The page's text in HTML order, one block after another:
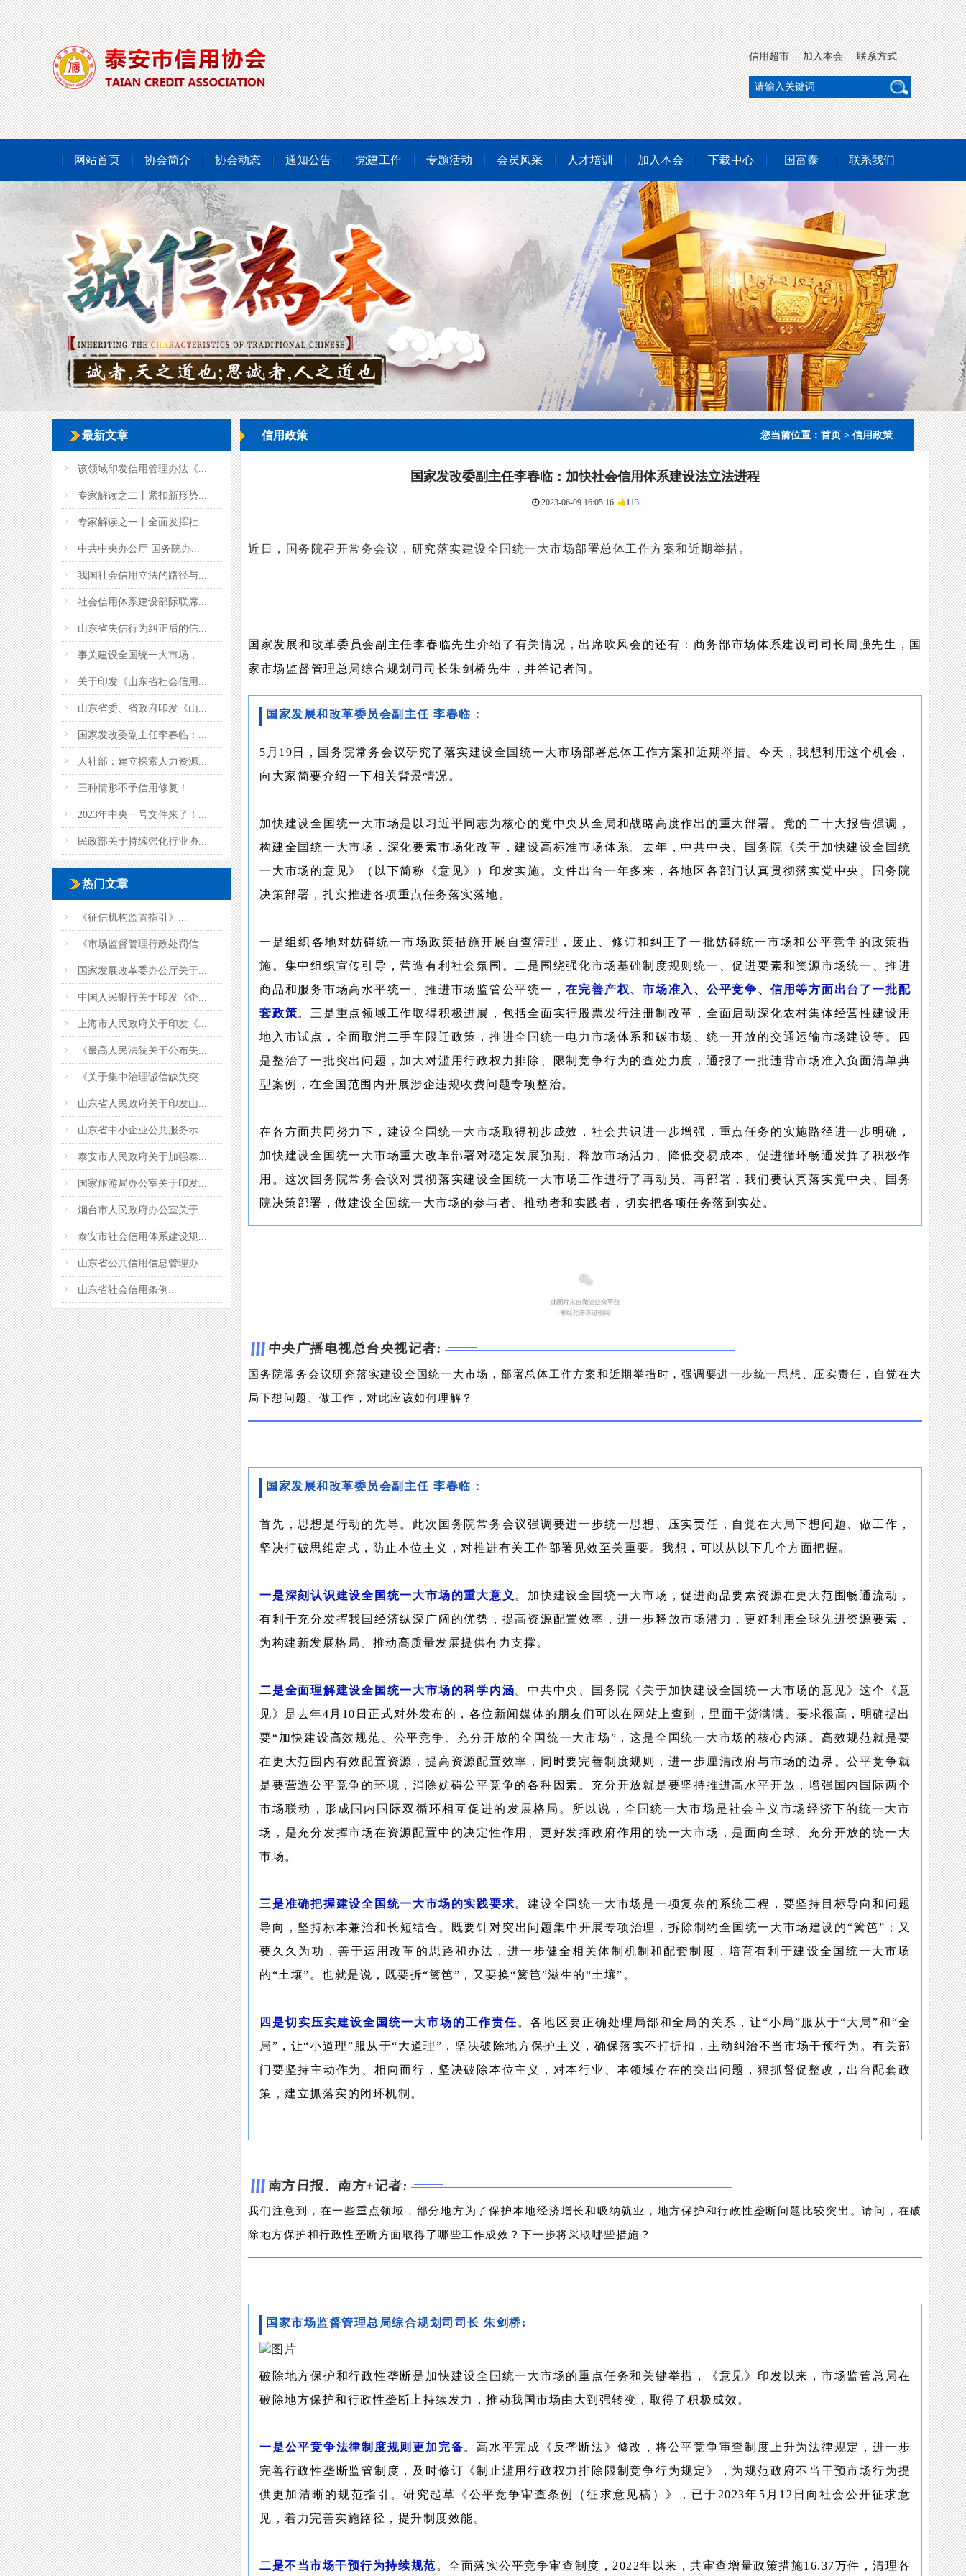
信用超市|加入本会|联系方式
网站首页 协会简介 协会动态 通知公告 党建工作 专题活动 会员风采 人才培训 加入本会 下载中心 国富泰 联系我们
最新文章
该领域印发信用管理办法《...
专家解读之二丨紧扣新形势...
专家解读之一丨全面发挥社...
中共中央办公厅 国务院办...
我国社会信用立法的路径与...
社会信用体系建设部际联席...
山东省失信行为纠正后的信...
事关建设全国统一大市场，...
关于印发《山东省社会信用...
山东省委、省政府印发《山...
国家发改委副主任李春临：...
人社部：建立探索人力资源...
三种情形不予信用修复！...
2023年中央一号文件来了！...
民政部关于持续强化行业协...
热门文章
《征信机构监管指引》...
《市场监督管理行政处罚信...
国家发展改革委办公厅关于...
中国人民银行关于印发《企...
上海市人民政府关于印发《...
《最高人民法院关于公布失...
《关于集中治理诚信缺失突...
山东省人民政府关于印发山...
山东省中小企业公共服务示...
泰安市人民政府关于加强泰...
国家旅游局办公室关于印发...
烟台市人民政府办公室关于...
泰安市社会信用体系建设规...
山东省公共信用信息管理办...
山东省社会信用条例...
您当前位置： 首页 > 信用政策
信用政策
国家发改委副主任李春临：加快社会信用体系建设法立法进程
2023-06-09 16:05:16 113
近日，国务院召开常务会议，研究落实建设全国统一大市场部署总体工作方案和近期举措。
国家发展和改革委员会副主任李春临先生介绍了有关情况，出席吹风会的还有：商务部市场体系建设司司长周强先生，国
家市场监督管理总局综合规划司司长朱剑桥先生， 并答记者问。
国家发展和改革委员会副主任 李春临：
5月19日，国务院常务会议研究了落实建设全国统一大市场部署总体工作方案和近期举措。今天，我想利用这个机会，
向大家简要介绍一下相关背景情况。
加快建设全国统一大市场是以习近平同志为核心的党中央从全局和战略高度作出的重大部署。党的二十大报告强调，
构建全国统一大市场，深化要素市场化改革，建设高标准市场体系。去年，中共中央、国务院《关于加快建设全国统
一大市场的意见》（以下简称《意见》）印发实施。文件出台一年多来，各地区各部门认真贯彻落实党中央、国务院
决策部署，扎实推进各项重点任务落实落地。
一是组织各地对妨碍统一市场政策措施开展自查清理，废止、修订和纠正了一批妨碍统一市场和公平竞争的政策措
施。集中组织宣传引导，营造有利社会氛围。二是围绕强化市场基础制度规则统一、促进要素和资源市场统一、推进
商品和服务市场高水平统一、推进市场监管公平统一，在完善产权、市场准入、公平竞争、信用等方面出台了一批配
套政策。三是重点领域工作取得积极进展，包括全面实行股票发行注册制改革，全面启动深化农村集体经营性建设用
地入市试点，全面取消二手车限迁政策，推进全国统一电力市场体系和碳市场、统一开放的交通运输市场建设等。四
是整治了一批突出问题，加大对滥用行政权力排除、限制竞争行为的查处力度，通报了一批违背市场准入负面清单典
型案例，在全国范围内开展涉企违规收费问题专项整治。
在各方面共同努力下，建设全国统一大市场取得初步成效，社会共识进一步增强，重点任务的实施路径进一步明确，
加快建设全国统一大市场重大改革部署对稳定发展预期、释放市场活力、降低交易成本、促进循环畅通发挥了积极作
用。这次国务院常务会议对贯彻落实建设全国统一大市场工作进行了再动员、再部署，我们要认真落实党中央、国务
院决策部署，做建设全国统一大市场的参与者、推动者和实践者，切实把各项任务落到实处。
中央广播电视总台央视记者:
国务院常务会议研究落实建设全国统一大市场，部署总体工作方案和近期举措时，强调要进一步统一思想、压实责任，自觉在大
局下想问题、做工作，对此应该如何理解？
国家发展和改革委员会副主任 李春临：
首先，思想是行动的先导。此次国务院常务会议强调要进一步统一思想、压实责任，自觉在大局下想问题、做工作，
坚决打破思维定式，防止本位主义，对推进有关工作部署见效至关重要。我想，可以从以下几个方面把握。
一是深刻认识建设全国统一大市场的重大意义 。加快建设全国统一大市场，促进商品要素资源在更大范围畅通流动，
有利于充分发挥我国经济纵深广阔的优势，提高资源配置效率，进一步释放市场潜力，更好利用全球先进资源要素，
为构建新发展格局、推动高质量发展提供有力支撑。
二是全面理解建设全国统一大市场的科学内涵。中共中央、国务院《关于加快建设全国统一大市场的意见》这个《意
见》是去年4月10日正式对外发布的，各位新闻媒体的朋友们可以在网站上查到，里面干货满满、要求很高，明确提出
要“加快建设高效规范、公平竞争、充分开放的全国统一大市场”，这是全国统一大市场的核心内涵。高效规范就是要
在更大范围内有效配置资源，提高资源配置效率，同时要完善制度规则，进一步厘清政府与市场的边界。公平竞争就
是要营造公平竞争的环境，消除妨碍公平竞争的各种因素。充分开放就是要坚持推进高水平开放，增强国内国际两个
市场联动，形成国内国际双循环相互促进的发展格局。所以说，全国统一大市场是社会主义市场经济下的统一大市
场，是充分发挥市场在资源配置中的决定性作用、更好发挥政府作用的统一大市场，是面向全球、充分开放的统一大
市场。
三是准确把握建设全国统一大市场的实践要求。建设全国统一大市场是一项复杂的系统工程，要坚持目标导向和问题
导向，坚持标本兼治和长短结合。既要针对突出问题集中开展专项治理，拆除制约全国统一大市场建设的“篱笆”；又
要久久为功，善于运用改革的思路和办法，进一步健全相关体制机制和配套制度，培育有利于建设全国统一大市场
的“土壤”。也就是说，既要拆“篱笆”，又要换“篱笆”滋生的“土壤”。
四是切实压实建设全国统一大市场的工作责任。各地区要正确处理局部和全局的关系，让“小局”服从于“大局”和“全
局”，让“小道理”服从于“大道理”，坚决破除地方保护主义，确保落实不打折扣，主动纠治不当市场干预行为。有关部
门要坚持主动作为、相向而行，坚决破除本位主义，对本行业、本领域存在的突出问题，狠抓督促整改，出台配套政
策，建立抓落实的闭环机制。
南方日报、南方+记者:
我们注意到，在一些重点领域，部分地方为了保护本地经济增长和吸纳就业，地方保护和行政性垄断问题比较突出。请问，在破
除地方保护和行政性垄断方面取得了哪些工作成效？下一步将采取哪些措施？
国家市场监督管理总局综合规划司司长 朱剑桥:
破除地方保护和行政性垄断是加快建设全国统一大市场的重点任务和关键举措，《意见》印发以来，市场监管总局在
破除地方保护和行政性垄断上持续发力，推动我国市场由大到强转变，取得了积极成效。
一是公平竞争法律制度规则更加完备。高水平完成《反垄断法》修改，将公平竞争审查制度上升为法律规定，进一步
完善行政性垄断监管制度，及时修订《制止滥用行政权力排除限制竞争行为规定》，为规范政府不当干预市场行为提
供更加清晰的规范指引。研究起草《公平竞争审查条例（征求意见稿）》，已于2023年5月12日向社会公开征求意
见，着力完善实施路径，提升制度效能。
二是不当市场干预行为持续规范。全面落实公平竞争审查制度，2022年以来，共审查增量政策措施16.37万件，清理各